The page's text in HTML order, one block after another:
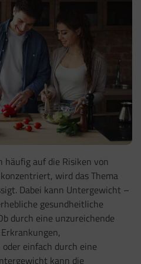
häufig auf die Risiken von
wird das Thema
Dabei kann Untergewicht –
gesundheitliche
durch eine unzureichende
einfach durch eine
kann die